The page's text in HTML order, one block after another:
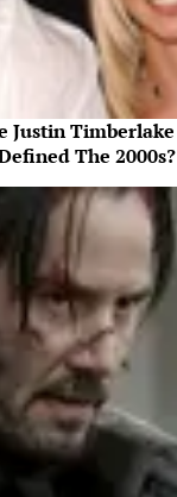
Justin Timberlake
The 2000s?